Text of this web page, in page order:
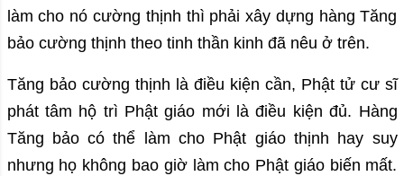
làm cho nó cường thịnh thì phải xây dựng hàng Tăng
bảo cường thịnh theo tinh thần kinh đã nêu ở trên.
Tăng bảo cường thịnh là điều kiện cần, Phật tử cư sĩ
phát tâm hộ trì Phật giáo mới là điều kiện đủ. Hàng
Tăng bảo có thể làm cho Phật giáo thịnh hay suy
nhưng họ không bao giờ làm cho Phật giáo biến mất.